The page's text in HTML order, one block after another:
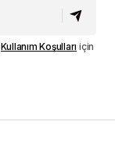
Kullanım Koşulları için